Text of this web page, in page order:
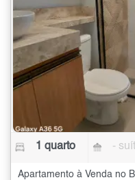
1 quarto -
Apartamento à Venda no